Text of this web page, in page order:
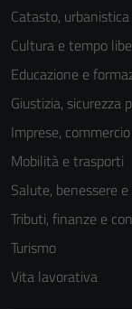
Catasto, urbanistica
Cultura e tempo
Educazione e
Giustizia, sicurezza
Imprese,
Mobilità e trasporti
Salute, benessere
Tributi, finanze e
Turismo
Vita lavorativa